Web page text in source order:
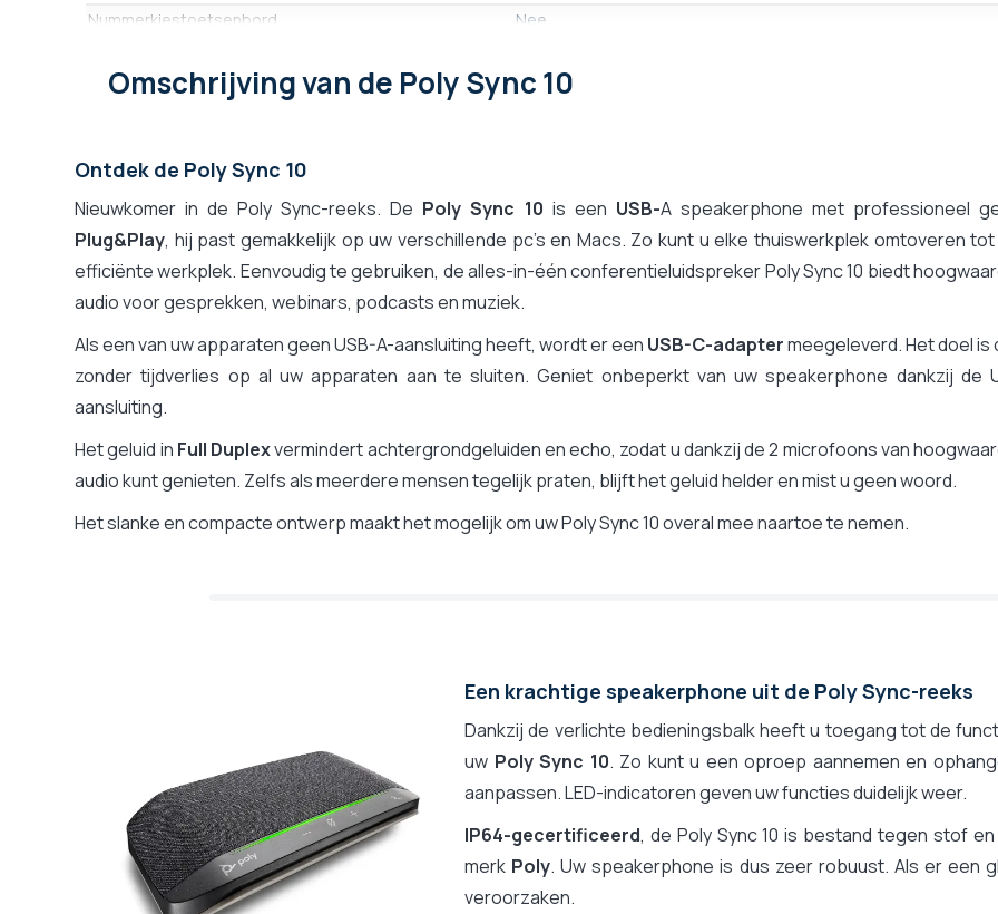
Nummerkiestoetsenbord
Nee
Ingebouwde microfoons
2 microfoons
Uitbreidingsmicrofoons
Mute-toets
Ja
Gecertificeerd voor
Zoom certified, Google Meet certified
Assortiment van de fabrikant
Poly Sync 10
Omschrijvingvan de Poly Sync 10
Ontdek de Poly Sync 10
Nieuwkomer in de Poly Sync-reeks. De Poly Sync 10 is een USB-A speakerphone met professioneel
Plug&Play, hij past gemakkelijk op uw verschillende pc's en Macs. Zo kunt u elke thuiswerkplek omtoveren
efficiënte werkplek. Eenvoudig te gebruiken, de alles-in-één conferentieluidspreker Poly Sync 10 biedt
audio voor gesprekken, webinars, podcasts en muziek.
Als een van uw apparaten geen USB-A-aansluiting heeft, wordt er een USB-C-adaptermeegeleverd. Het doel is
zonder tijdverlies op al uw apparaten aan te sluiten. Geniet onbeperkt van uw speakerphone dankzij de
aansluiting.
Het geluid in Full Duplexvermindert achtergrondgeluiden en echo, zodat u dankzij de 2 microfoons van
audio kunt genieten. Zelfs als meerdere mensen tegelijk praten, blijft het geluid helder en mist u geen woord.
Het slanke en compacte ontwerp maakt het mogelijk om uw Poly Sync 10 overal mee naartoe te nemen.
Een krachtige speakerphone uit de Poly Sync-reeks
Dankzij de verlichte bedieningsbalk heeft u toegang tot de
uw Poly Sync 10. Zo kunt u een oproep aannemen en
aanpassen. LED-indicatoren geven uw functies duidelijk weer.
IP64-gecertificeerd, de Poly Sync 10 is bestand tegen stof
merk Poly. Uw speakerphone is dus zeer robuust. Als er een
veroorzaken.